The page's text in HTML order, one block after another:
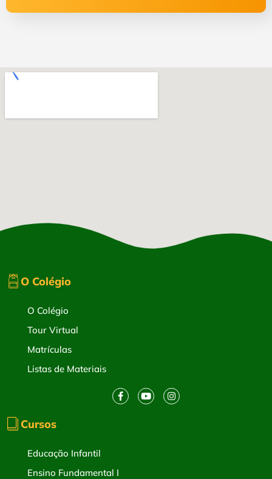
O Colégio
O Colégio
Tour Virtual
Matrículas
Listas de Materiais
Cursos
Educação Infantil
Ensino Fundamental I